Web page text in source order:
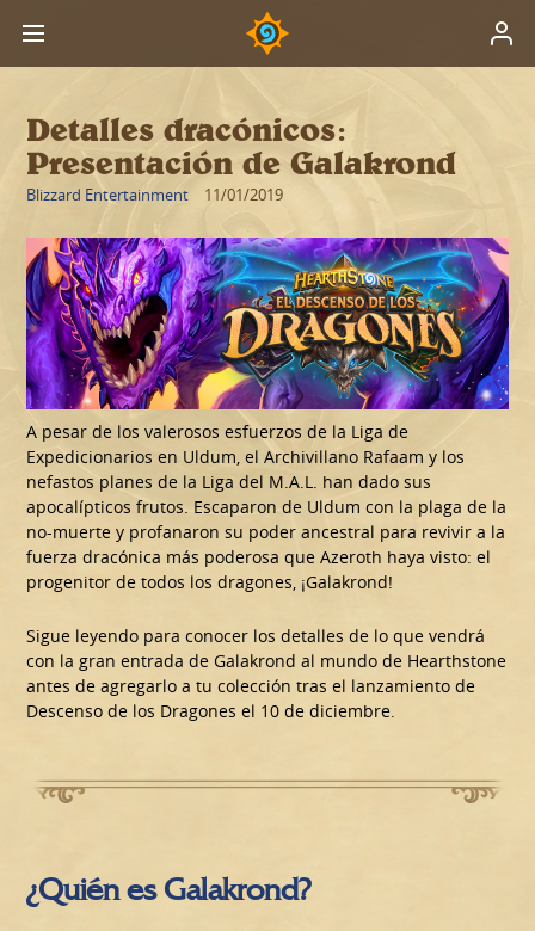
Detalles dracónicos:
Presentación de Galakrond
Blizzard Entertainment 11/01/2019
A pesar de los valerosos esfuerzos de la Liga de
Expedicionarios en Uldum, el Archivillano Rafaam y los
nefastos planes de la Liga del M.A.L. han dado sus
apocalípticos frutos. Escaparon de Uldum con la plaga de la
no-muerte y profanaron su poder ancestral para revivir a la
fuerza dracónica más poderosa que Azeroth haya visto: el
progenitor de todos los dragones, ¡Galakrond!
Sigue leyendo para conocer los detalles de lo que vendrá
con la gran entrada de Galakrond al mundo de Hearthstone
antes de agregarlo a tu colección tras el lanzamiento de
Descenso de los Dragones el 10 de diciembre.
¿Quién es Galakrond?